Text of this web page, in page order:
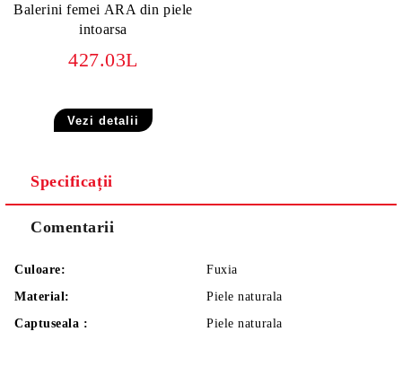
Balerini femei ARA din piele
intoarsa
427.03L
Vezi detalii
Specificații
Comentarii
Culoare:
Fuxia
Material:
Piele naturala
Captuseala :
Piele naturala